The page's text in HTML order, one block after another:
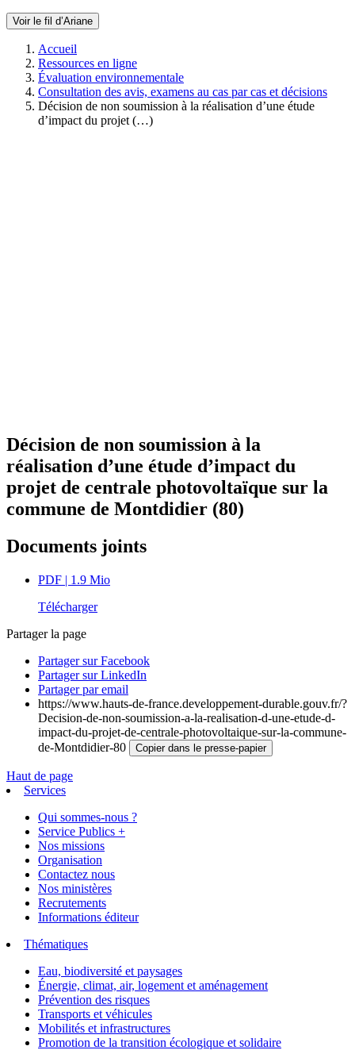
Voir le fil d’Ariane
Accueil
Ressources en ligne
Évaluation environnementale
Consultation des avis, examens au cas par cas et décisions
Décision de non soumission à la réalisation d’une étude
d’impact du projet (…)
Décision de non soumission à la
réalisation d’une étude d’impact du
projet de centrale photovoltaïque sur la
commune de Montdidier (80)
Documents joints
PDF | 1.9 Mio
Télécharger
Partager la page
Partager sur Facebook
Partager sur LinkedIn
Partager par email
https://www.hauts-de-france.developpement-durable.gouv.fr/?
Decision-de-non-soumission-a-la-realisation-d-une-etude-d-
impact-du-projet-de-centrale-photovoltaique-sur-la-commune-
de-Montdidier-80
Copier dans le presse-papier
Haut de page
Services
Qui sommes-nous ?
Service Publics +
Nos missions
Organisation
Contactez nous
Nos ministères
Recrutements
Informations éditeur
Thématiques
Eau, biodiversité et paysages
Énergie, climat, air, logement et aménagement
Prévention des risques
Transports et véhicules
Mobilités et infrastructures
Promotion de la transition écologique et solidaire